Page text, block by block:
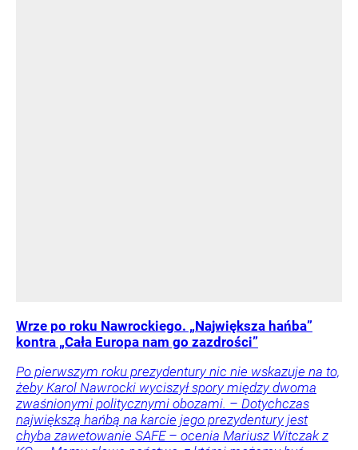
Wrze po roku Nawrockiego. „Największa hańba”
kontra „Cała Europa nam go zazdrości”
Po pierwszym roku prezydentury nic nie wskazuje na to,
żeby Karol Nawrocki wyciszył spory między dwoma
zwaśnionymi politycznymi obozami. – Dotychczas
największą hańbą na karcie jego prezydentury jest
chyba zawetowanie SAFE – ocenia Mariusz Witczak z